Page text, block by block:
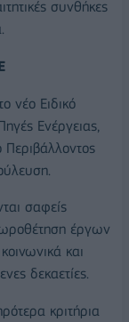
συνθήκες
νέο Ειδικό
Ενέργειας,
σαφείς
έργων
και
δεκαετίες.
κριτήρια